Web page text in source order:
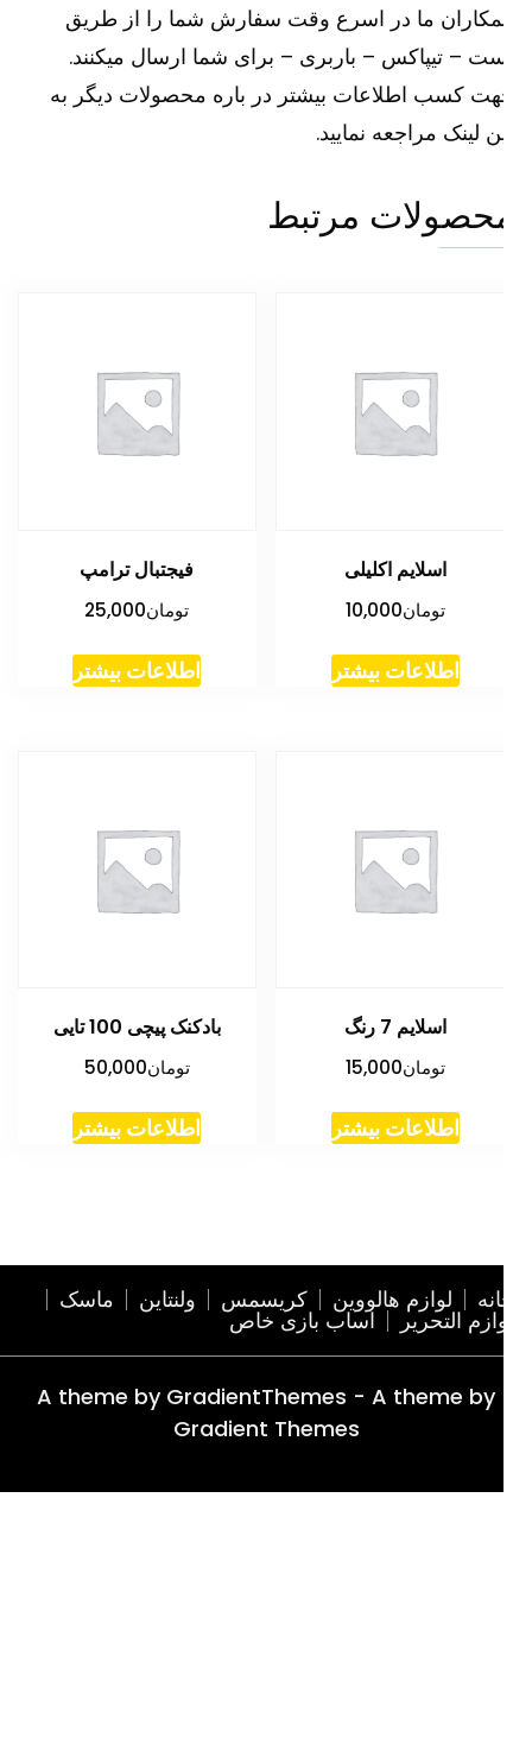
ما در اسرع وقت سفارش شما را از طریق
– تیپاکس – باربری – برای شما ارسال میکنند.
کسب اطلاعات بیشتر در باره محصولات دیگر به
لینکمراجعه نمایید.
مرتبط
اسلایم اکلیلی
تومان10,000
اطلاعات بیشتر
فیجتبال ترامپ
تومان25,000
اطلاعات بیشتر
اسلایم 7 رنگ
تومان15,000
اطلاعات بیشتر
بادکنک پیچی 100 تایی
تومان50,000
اطلاعات بیشتر
لوازم هالووین کریسمس ولنتاین ماسک
التحریر اساب بازی خاص
A theme by GradientThemes - A theme by
Gradient Themes